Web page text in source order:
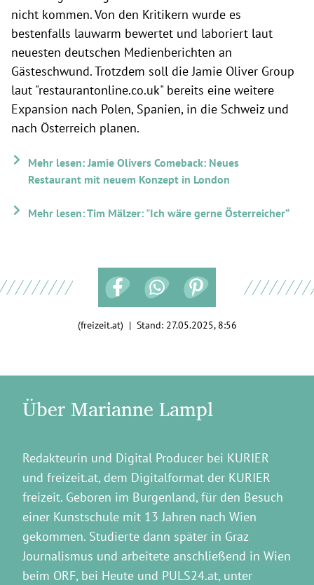
nicht kommen. Von den Kritikern wurde es
bestenfalls lauwarm bewertet und laboriert laut
neuesten deutschen Medienberichten an
Gästeschwund. Trotzdem soll die Jamie Oliver Group
laut "restaurantonline.co.uk" bereits eine weitere
Expansion nach Polen, Spanien, in die Schweiz und
nach Österreich planen.
Mehr lesen: Jamie Olivers Comeback: Neues
Restaurant mit neuem Konzept in London
Mehr lesen: Tim Mälzer: "Ich wäre gerne Österreicher“
(freizeit.at) | Stand: 27.05.2025, 8:56
Über Marianne Lampl
Redakteurin und Digital Producer bei KURIER
und freizeit.at, dem Digitalformat der KURIER
freizeit. Geboren im Burgenland, für den Besuch
einer Kunstschule mit 13 Jahren nach Wien
gekommen. Studierte dann später in Graz
Journalismus und arbeitete anschließend in Wien
beim ORF, bei Heute und PULS24.at, unter